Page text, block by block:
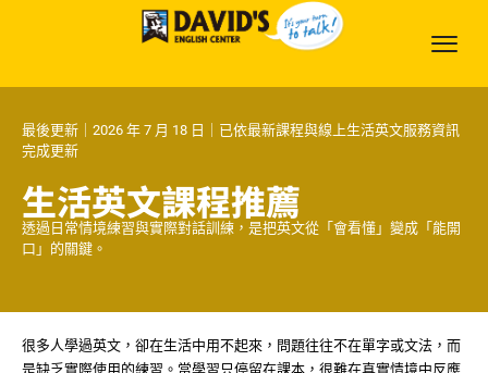
最後更新｜2026 年 7 月 18 日｜已依最新課程與線上生活英文服務資訊
完成更新
生活英文課程推薦
透過日常情境練習與實際對話訓練，是把英文從「會看懂」變成「能開
口」的關鍵。
很多人學過英文，卻在生活中用不起來，問題往往不在單字或文法，而
是缺乏實際使用的練習。當學習只停留在課本，很難在真實情境中反應